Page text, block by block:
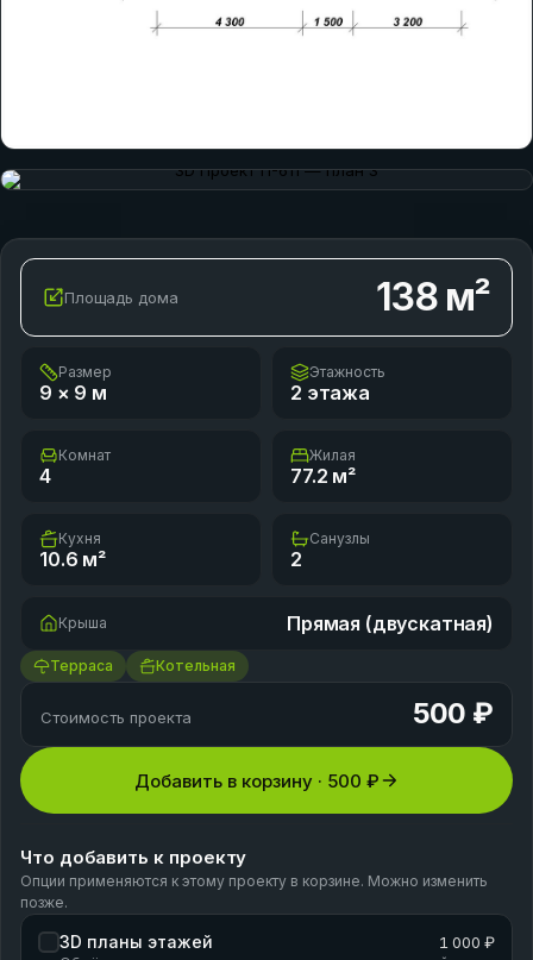
Площадь дома 138м²
Размер
9 × 9 м
Этажность
2 этажа
Комнат
4
Жилая
77.2 м²
Кухня
10.6 м²
Санузлы
2
Крыша Прямая (двускатная)
Терраса Котельная
Стоимость проекта 500 ₽
Добавить в корзину · 500 ₽
Что добавить к проекту
Опции применяются к этому проекту в корзине. Можно изменить
позже.
3D планы этажей 1 000 ₽